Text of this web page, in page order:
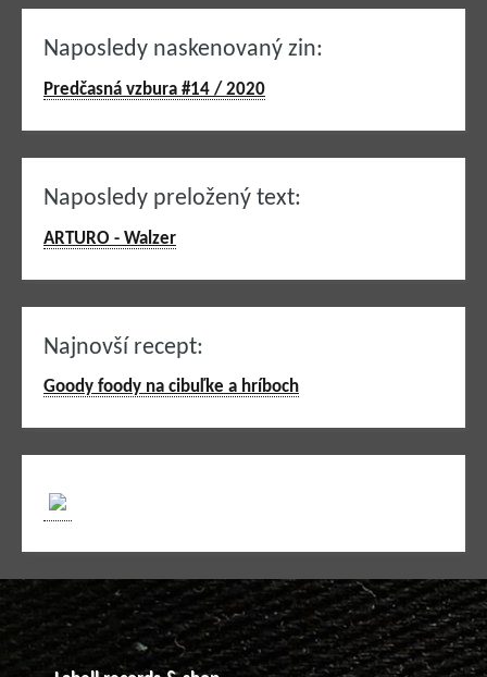
Naposledy naskenovaný zin:
Predčasná vzbura #14 / 2020
Naposledy preložený text:
ARTURO - Walzer
Najnovší recept:
Goody foody na cibuľke a hríboch